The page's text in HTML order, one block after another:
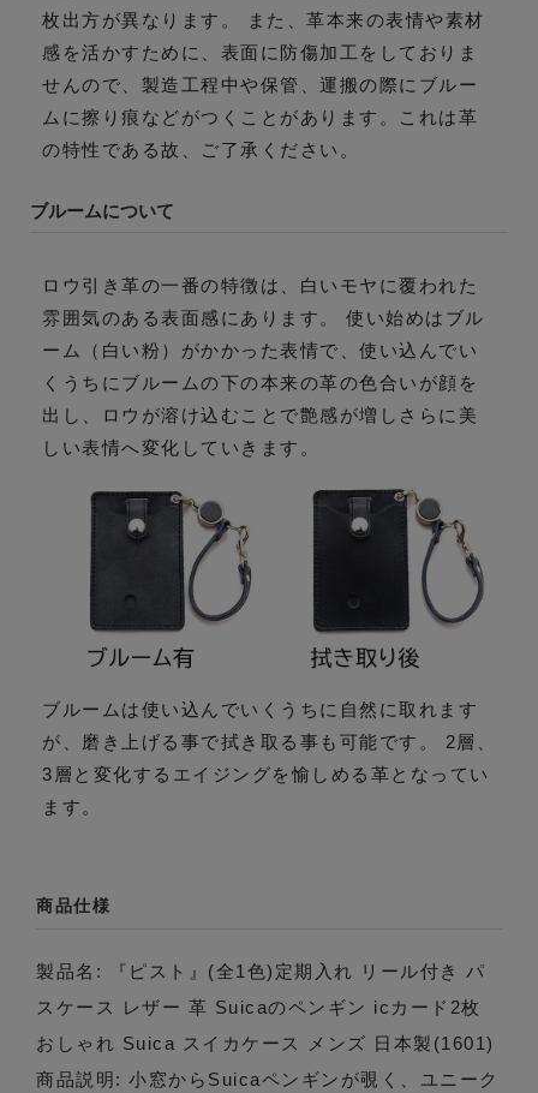
枚出方が異なります。 また、革本来の表情や素材
感を活かすために、表面に防傷加工をしておりま
せんので、製造工程中や保管、運搬の際にブルー
ムに擦り痕などがつくことがあります。これは革
の特性である故、ご了承ください。
ブルームについて
ロウ引き革の一番の特徴は、白いモヤに覆われた
雰囲気のある表面感にあります。 使い始めはブル
ーム（白い粉）がかかった表情で、使い込んでい
くうちにブルームの下の本来の革の色合いが顔を
出し、ロウが溶け込むことで艶感が増しさらに美
しい表情へ変化していきます。
ブルームは使い込んでいくうちに自然に取れます
が、磨き上げる事で拭き取る事も可能です。 2層、
3層と変化するエイジングを愉しめる革となってい
ます。
商品仕様
製品名: 『ピスト』(全1色)定期入れ リール付き パ
スケース レザー 革 Suicaのペンギン icカード2枚
おしゃれ Suica スイカケース メンズ 日本製(1601)
商品説明: 小窓からSuicaペンギンが覗く、ユニーク